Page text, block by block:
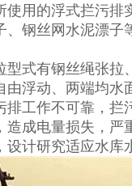
使用的浮式拦污排
、钢丝网水泥漂子
型式有钢丝绳张拉
由浮动、两端均水
排工作不可靠，拦
造成电量损失，严
设计研究适应水库